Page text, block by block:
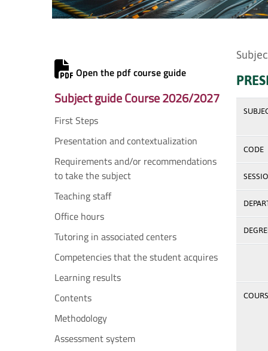
Open the pdf course guide
Subject guide Course 2026/2027
First Steps
Presentation and contextualization
Requirements and/or recommendations
to take the subject
Teaching staff
Office hours
Tutoring in associated centers
Competencies that the student acquires
Learning results
Contents
Methodology
Assessment system
CODE